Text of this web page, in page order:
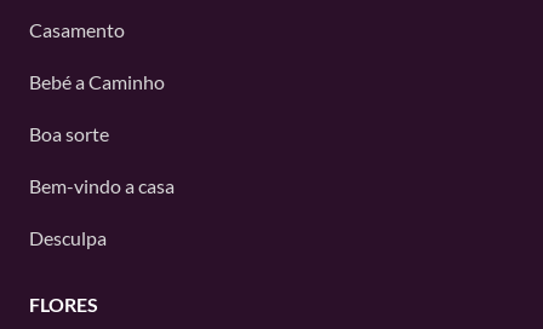
Casamento
Bebé a Caminho
Boa sorte
Bem-vindo a casa
Desculpa
FLORES